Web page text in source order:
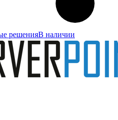
решенияВ наличии